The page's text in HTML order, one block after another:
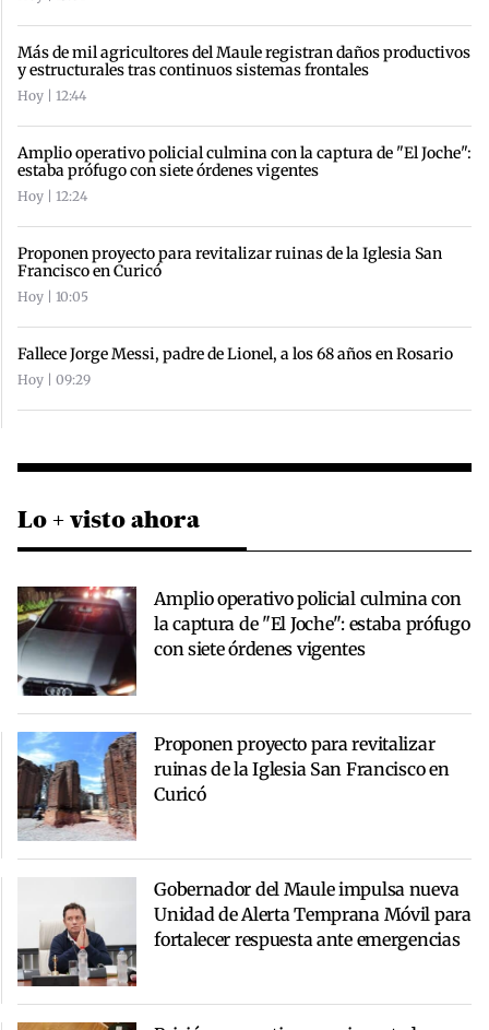
Más de mil agricultores del Maule registran daños productivos
y estructurales tras continuos sistemas frontales
Hoy | 12:44
Amplio operativo policial culmina con la captura de "El Joche":
estaba prófugo con siete órdenes vigentes
Hoy | 12:24
Proponen proyecto para revitalizar ruinas de la Iglesia San
Francisco en Curicó
Hoy | 10:05
Fallece Jorge Messi, padre de Lionel, a los 68 años en Rosario
Hoy | 09:29
Lo + visto ahora
Amplio operativo policial culmina con
la captura de "El Joche": estaba prófugo
con siete órdenes vigentes
Proponen proyecto para revitalizar
ruinas de la Iglesia San Francisco en
Curicó
Gobernador del Maule impulsa nueva
Unidad de Alerta Temprana Móvil para
fortalecer respuesta ante emergencias